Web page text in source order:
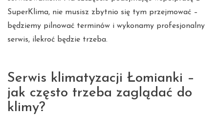
SuperKlima, nie musisz zbytnio się tym przejmować –
będziemy pilnować terminów i wykonamy profesjonalny
serwis, ilekroć będzie trzeba.
Serwis klimatyzacji Łomianki –
jak często trzeba zaglądać do
klimy?